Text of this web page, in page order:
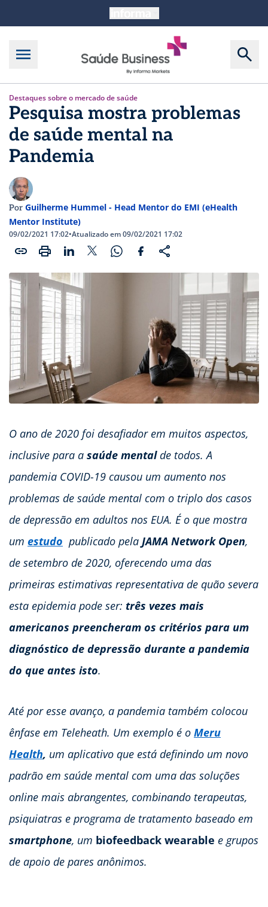
Destaques sobre o mercado de saúde
Pesquisa mostra problemas
de saúde mental na
Pandemia
Por Guilherme Hummel - Head Mentor do EMI (eHealth
Mentor Institute)
09/02/2021 17:02•Atualizado em 09/02/2021 17:02
O ano de 2020 foi desafiador em muitos aspectos,
inclusive para a saúde mentalde todos. A
pandemia COVID-19 causou um aumento nos
problemas de saúde mental com o triplo dos casos
de depressão em adultos nos EUA. É o que mostra
um estudo publicado pela JAMA Network Open,
de setembro de 2020, oferecendo uma das
primeiras estimativas representativa de quão severa
esta epidemia pode ser: três vezes mais
americanos preencheram os critérios para um
diagnóstico de depressão durante a pandemia
do que antes isto.
Até por esse avanço, a pandemia também colocou
ênfase em Teleheath. Um exemplo é o Meru
Health, um aplicativo que está definindo um novo
padrão em saúde mental com uma das soluções
online mais abrangentes, combinando terapeutas,
psiquiatras e programa de tratamento baseado em
smartphone, um biofeedback wearable e grupos
de apoio de pares anônimos.